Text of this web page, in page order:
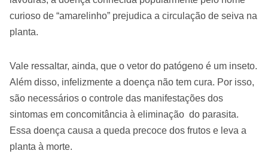
curioso de “amarelinho” prejudica a circulação de seiva na
planta.
Vale ressaltar, ainda, que o vetor do patógeno é um inseto.
Além disso, infelizmente a doença não tem cura. Por isso,
são necessários o controle das manifestações dos
sintomas em concomitância à eliminação do parasita.
Essa doença causa a queda precoce dos frutos e leva a
planta à morte.